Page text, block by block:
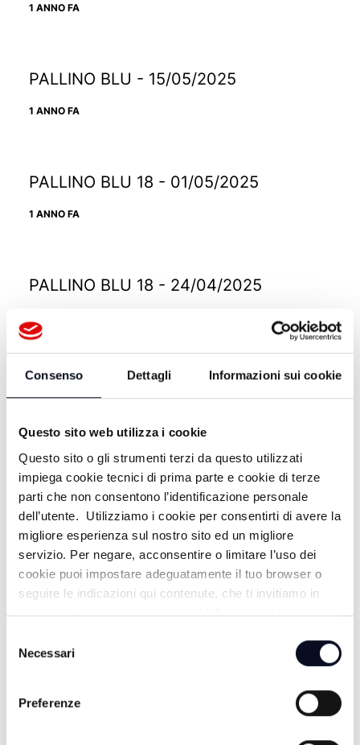
Consenso Dettagli Informazioni sui cookie
Questo sito web utilizza i cookie
Questo sito o gli strumenti terzi da questo utilizzati
impiega cookie tecnici di prima parte e cookie di terze
parti che non consentono l’identificazione personale
dell’utente. Utilizziamo i cookie per consentirti di avere la
migliore esperienza sul nostro sito ed un migliore
servizio. Per negare, acconsentire o limitare l’uso dei
cookie puoi impostare adeguatamente il tuo browser o
seguire le indicazioni qui contenute, che ti invitiamo in
ogni caso a leggere per maggiori informazioni in materia
delNecessari
Preferenze
1 ANNO FA
PALLINO BLU - 15/05/2025
1 ANNO FA
PALLINO BLU 18 - 01/05/2025
1 ANNO FA
PALLINO BLU 18 - 24/04/2025
PALLINO BLU 18 - 10/04/2025
PALLINO BLU 18 - 27/03/2025
1 ANNO FA
PALLINO BLU 18 - 20/03/2025
PALLINO BLU 16 - 06/03/2025